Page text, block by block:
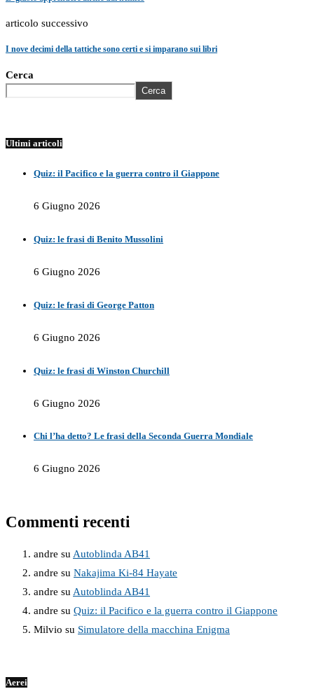
articolo successivo
I nove decimi della tattiche sono certi e si imparano sui libri
Cerca
Cerca
Ultimi articoli
Quiz: il Pacifico e la guerra contro il Giappone
6 Giugno 2026
Quiz: le frasi di Benito Mussolini
6 Giugno 2026
Quiz: le frasi di George Patton
6 Giugno 2026
Quiz: le frasi di Winston Churchill
6 Giugno 2026
Chi l’ha detto? Le frasi della Seconda Guerra Mondiale
6 Giugno 2026
Commenti recenti
andre su Autoblinda AB41
andre su Nakajima Ki-84 Hayate
andre su Autoblinda AB41
andre su Quiz: il Pacifico e la guerra contro il Giappone
Milvio su Simulatore della macchina Enigma
Aerei